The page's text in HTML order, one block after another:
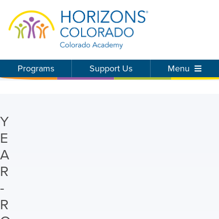
Programs Support Us Menu
Y
E
A
R
-
R